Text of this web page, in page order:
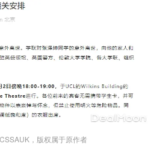
，版权属于原作者